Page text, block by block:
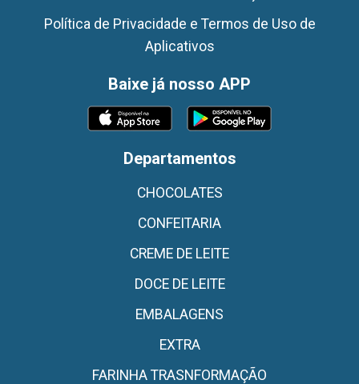
Política de Privacidade e Termos de Uso de
Aplicativos
Baixe já nosso APP
Departamentos
CHOCOLATES
CONFEITARIA
CREME DE LEITE
DOCE DE LEITE
EMBALAGENS
EXTRA
FARINHA TRASNFORMAÇÃO